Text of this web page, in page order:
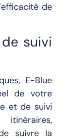
de
suivi
E-Blue
de votre
et de suivi
suivre la